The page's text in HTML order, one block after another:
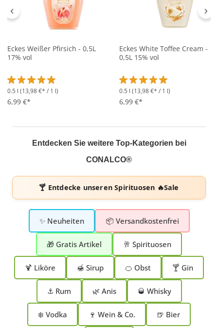
Eckes Weißer Pfirsich - 0,5L
17% vol
Durchschnittliche Bewertung von 4.9 von 5 Sternen
0.5 l (13,98 €* / 1 l)
6,99 €*
Eckes White Toffee Cream -
0,5L 15% vol
Durchschnittliche
0.5 l (13,98 €* / 1 l)
6,99 €*
Entdecken Sie weitere Top-Kategorien bei
CONALCO®
🍸 Entdecke unserenSpirituosen 🔥Sale
✨ Neuheiten 📦 Versandkostenfrei
🎁 Gratis Artikel 🥂 Spirituosen
🍹 Liköre 🍯 Sirup 🍊 Obst 🍸 Gin
⚓ Rum 🌿 Anis 🥃 Whisky
❄️ Vodka 🍷 Wein & Co. 🍺 Bier